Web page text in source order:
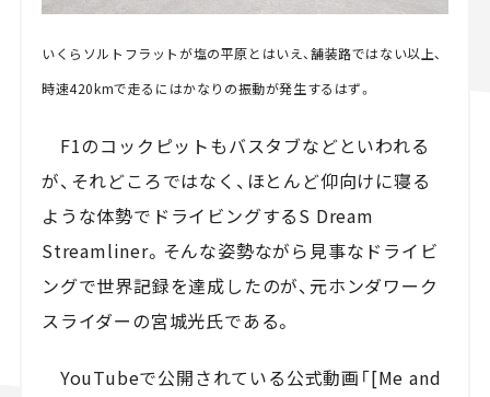
いくらソルトフラットが塩の平原とはいえ、舗装路ではない以上、
時速420kmで走るにはかなりの振動が発生するはず。
F1のコックピットもバスタブなどといわれる
が、それどころではなく、ほとんど仰向けに寝る
ような体勢でドライビングするS Dream
Streamliner。そんな姿勢ながら見事なドライビ
ングで世界記録を達成したのが、元ホンダワーク
スライダーの宮城光氏である。
YouTubeで公開されている公式動画「[Me and